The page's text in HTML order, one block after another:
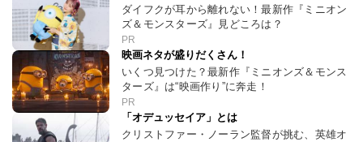
ダイフクが耳から離れない！最新作『ミニオン
ズ＆モンスターズ』見どころは？
PR
映画ネタが盛りだくさん！
いくつ見つけた？最新作『ミニオンズ＆モンス
ターズ』は“映画作り”に奔走！
PR
「オデュッセイア」とは
クリストファー・ノーラン監督が挑む、英雄オ